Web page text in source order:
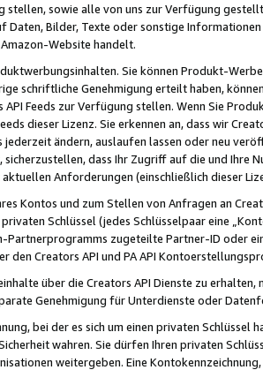
stellen, sowie alle von uns zur Verfügung
Daten, Bilder, Texte oder sonstige
Website handelt.
Sie können Produkt-
schriftliche Genehmigung erteilt haben,
API Feeds zur Verfügung stellen. Wenn Sie
dieser Lizenz. Sie erkennen an, dass wir
jederzeit ändern, auslaufen lassen oder neu
dass Ihr Zugriff auf die und Ihre
Anforderungen (einschließlich dieser
Kontos und zum Stellen von Anfragen an
Schlüssel (jedes Schlüsselpaar eine
Partnerprogramms zugeteilte Partner-ID oder
den Creators API und PA API
über die Creators API Dienste zu
Genehmigung für Unterdienste oder
bei der es sich um einen privaten
wahren. Sie dürfen Ihren privaten
weitergeben. Eine